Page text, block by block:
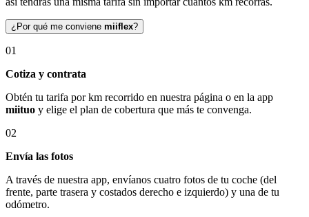
¿Por qué me conviene miiflex?
01
Cotiza y contrata
Obtén tu tarifa por km recorrido en nuestra página o en la app
miituo y elige el plan de cobertura que más te convenga.
02
Envía las fotos
A través de nuestra app, envíanos cuatro fotos de tu coche (del
frente, parte trasera y costados derecho e izquierdo) y una de tu
odómetro.